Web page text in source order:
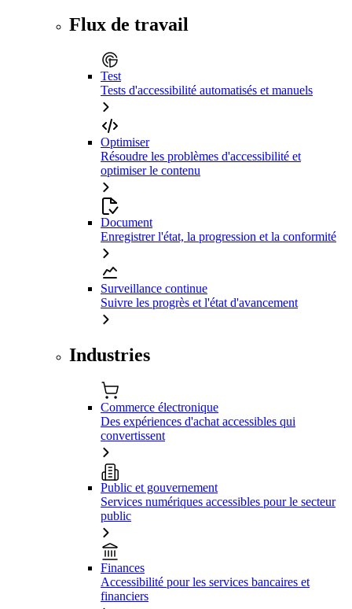
Flux de travail
Test
Tests d'accessibilité automatisés et manuels
Optimiser
Résoudre les problèmes d'accessibilité et
optimiser le contenu
Document
Enregistrer l'état, la progression et la conformité
Surveillance continue
Suivre les progrès et l'état d'avancement
Industries
Commerce électronique
Des expériences d'achat accessibles qui
convertissent
Public et gouvernement
Services numériques accessibles pour le secteur
public
Finances
Accessibilité pour les services bancaires et
financiers